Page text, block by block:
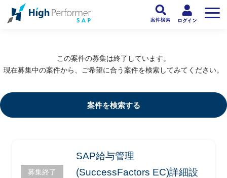
この案件の募集は終了しています。
現在募集中の案件から、ご希望に合う案件を検索してみてください。
案件を検索する
募集終了
SAP給与管理
(SuccessFactors EC)詳細設